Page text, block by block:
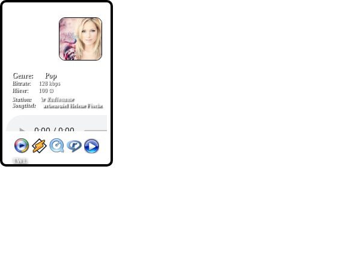
Station:
Ihr Radioname
Songtitel:
Farbenspiel Helene Fischer
Hörer: 100 ∅
Bitrate: 128 kbps
Genre: Pop
TWL